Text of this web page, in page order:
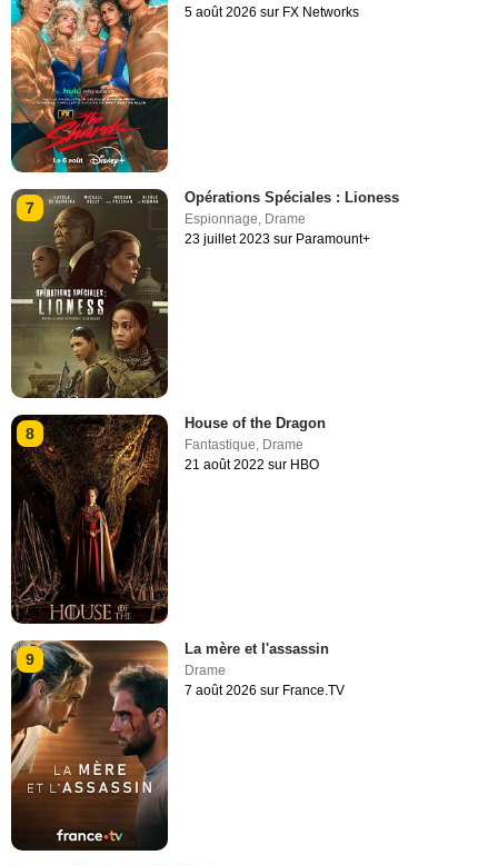
5 août 2026 sur FX Networks
7
Opérations Spéciales : Lioness
Espionnage Drame
23 juillet 2023 sur Paramount+
8
House of the Dragon
Fantastique, Drame
21 août 2022 sur HBO
9
La mère et l'assassin
Drame
7 août 2026 sur France.TV